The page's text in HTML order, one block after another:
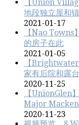
【Union
地段独立屋和
2021-01-17
【Nao Towns
的房子在此
2021-01-05
【
家有后院和露
2020-11-25
【UnionGlen
Major
2020-11-23